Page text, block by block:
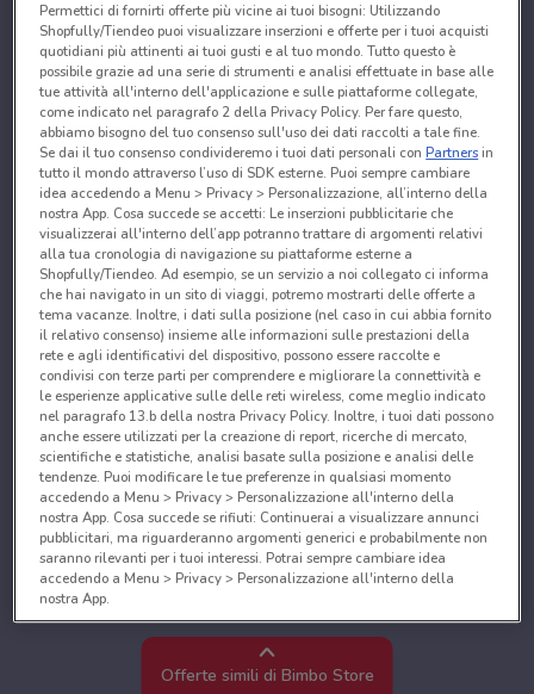
Offerte simili di Bimbo Store
Permettici di fornirti offerte più vicine ai tuoi bisogni: Utilizzando
Shopfully/Tiendeo puoi visualizzare inserzioni e offerte per i tuoi acquisti
quotidiani più attinenti ai tuoi gusti e al tuo mondo. Tutto questo è
possibile grazie ad una serie di strumenti e analisi effettuate in base alle
tue attività all'interno dell'applicazione e sulle piattaforme collegate,
come indicato nel paragrafo 2 della Privacy Policy. Per fare questo,
abbiamo bisogno del tuo consenso sull'uso dei dati raccolti a tale fine.
Se dai il tuo consenso condivideremo i tuoi dati personali conPartnersin
tutto il mondo attraverso l’uso di SDK esterne. Puoi sempre cambiare
idea accedendo a Menu > Privacy > Personalizzazione, all’interno della
nostra App. Cosa succede se accetti: Le inserzioni pubblicitarie che
visualizzerai all'interno dell’app potranno trattare di argomenti relativi
alla tua cronologia di navigazione su piattaforme esterne a
Shopfully/Tiendeo. Ad esempio, se un servizio a noi collegato ci informa
che hai navigato in un sito di viaggi, potremo mostrarti delle offerte a
tema vacanze. Inoltre, i dati sulla posizione (nel caso in cui abbia fornito
il relativo consenso) insieme alle informazioni sulle prestazioni della
rete e agli identificativi del dispositivo, possono essere raccolte e
condivisi con terze parti per comprendere e migliorare la connettività e
le esperienze applicative sulle delle reti wireless, come meglio indicato
nel paragrafo 13.b della nostra Privacy Policy. Inoltre, i tuoi dati possono
anche essere utilizzati per la creazione di report, ricerche di mercato,
scientifiche e statistiche, analisi basate sulla posizione e analisi delle
tendenze. Puoi modificare le tue preferenze in qualsiasi momento
accedendo a Menu > Privacy > Personalizzazione all'interno della
nostra App. Cosa succede se rifiuti: Continuerai a visualizzare annunci
pubblicitari, ma riguarderanno argomenti generici e probabilmente non
saranno rilevanti per i tuoi interessi. Potrai sempre cambiare idea
accedendo a Menu > Privacy > Personalizzazione all'interno della
nostra App.
Noi e i nostri partner trattiamo i dati per fornire:
Utilizzare dati di geolocalizzazione precisi. Scansione attiva delle
caratteristiche del dispositivo ai fini dell’identificazione. Archiviare